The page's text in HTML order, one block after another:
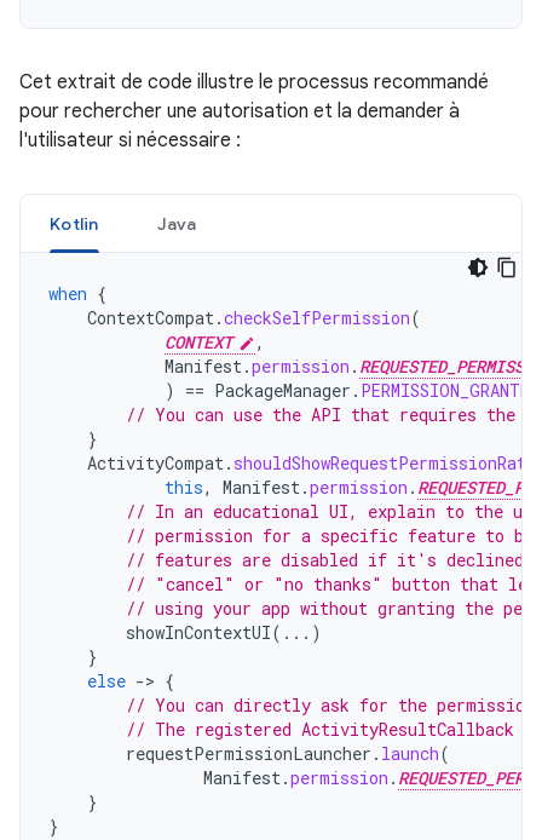
Cet extrait de code illustre le processus recommandé
pour rechercher une autorisation et la demander à
l'utilisateur si nécessaire :
Kotlin Java
when {
ContextCompat.checkSelfPermission(
CONTEXT
,
Manifest.permission .
)
== PackageManager . PERMISSION_GRANTED
// You can use the API that requires the
}
ActivityCompat.
this, Manifest.permission .
// In an educational UI, explain to the
// permission for a specific feature to
// features are disabled if it's
// "cancel" or "no thanks" button that
// using your app without granting the
showInContextUI(...)
}
else -> {
// You can directly ask for the
// The registered ActivityResultCallback
requestPermissionLauncher . launch(
Manifest.permission .
}
}